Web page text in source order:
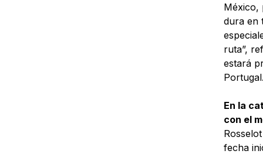
México,
dura en
ruta”,
estará
Portugal.
En la
con el
fecha